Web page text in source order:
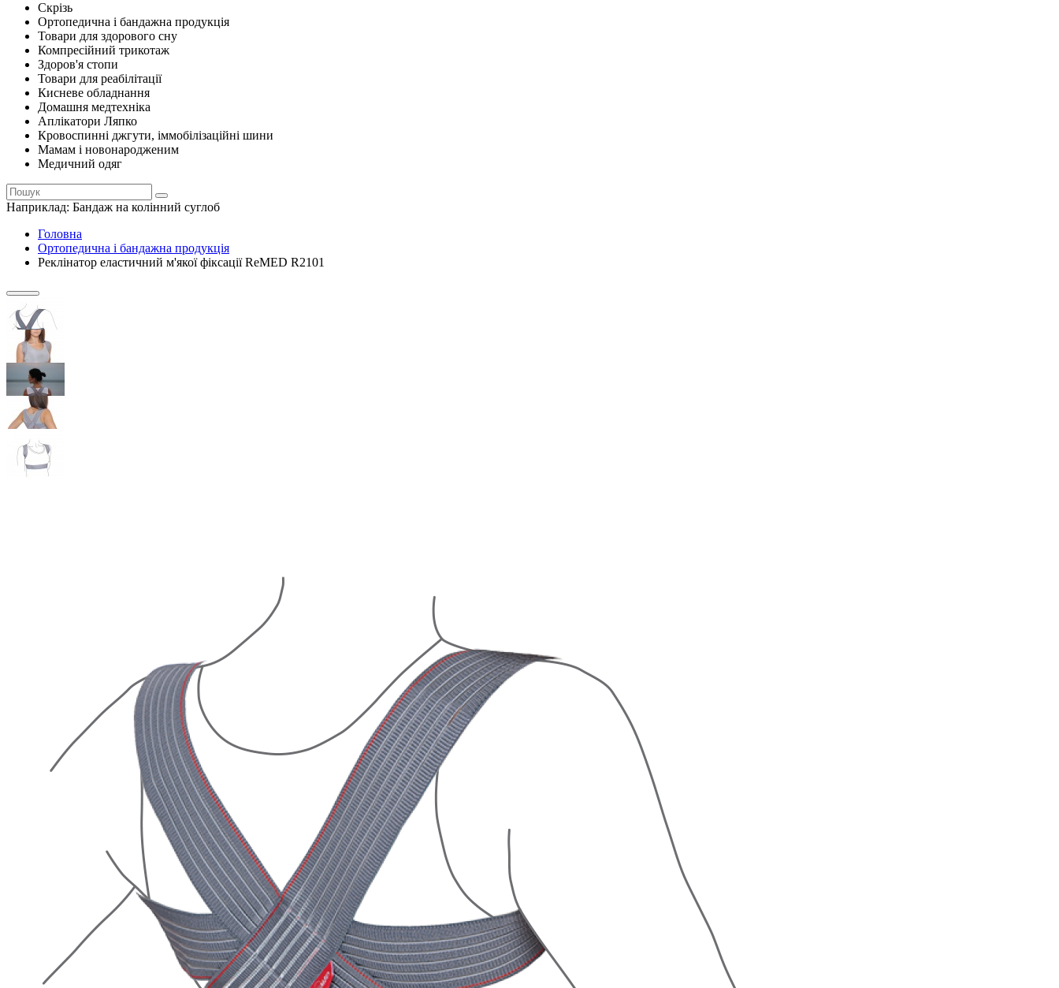
Скрізь
Ортопедична і бандажна продукція
Товари для здорового сну
Компресійний трикотаж
Здоров'я стопи
Товари для реабілітації
Кисневе обладнання
Домашня медтехніка
Аплікатори Ляпко
Кровоспинні джгути, іммобілізаційні шини
Мамам і новонародженим
Медичний одяг
Наприклад: Бандаж на колінний суглоб
Головна
Ортопедична і бандажна продукція
Реклінатор еластичний м'якої фіксації ReMED R2101